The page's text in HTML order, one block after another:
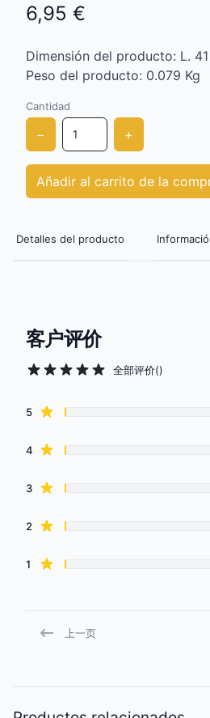
6,95 €
Dimensión del producto: L.
Peso del producto: 0.079 Kg
Cantidad
− +
Añadir al carrito de la
Detalles del producto
客户评价
全部评价()
Review data
5star reviews
4 star reviews
3star reviews
2 star reviews
1 star reviews
上一页